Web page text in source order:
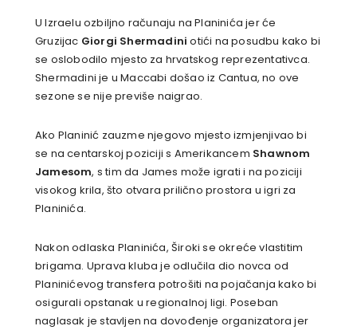
U Izraelu ozbiljno računaju na Planinića jer će
Gruzijac Giorgi Shermadini otići na posudbu kako bi
se oslobodilo mjesto za hrvatskog reprezentativca.
Shermadini je u Maccabi došao iz Cantua, no ove
sezone se nije previše naigrao.
Ako Planinić zauzme njegovo mjesto izmjenjivao bi
se na centarskoj poziciji s Amerikancem Shawnom
Jamesom, s tim da James može igrati i na poziciji
visokog krila, što otvara prilično prostora u igri za
Planinića.
Nakon odlaska Planinića, Široki se okreće vlastitim
brigama. Uprava kluba je odlučila dio novca od
Planinićevog transfera potrošiti na pojačanja kako bi
osigurali opstanak u regionalnoj ligi. Poseban
naglasak je stavljen na dovođenje organizatora jer